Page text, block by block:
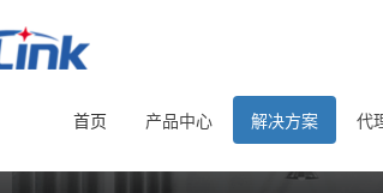
首页 产品中心 解决方案 代